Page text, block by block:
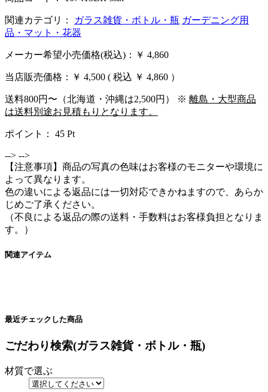
関連カテゴリ： ガラス雑貨・ボトル・瓶 ガーデニング用
品・マット・花器
メーカー希望小売価格(税込)：￥ 4,860
当店販売価格： ￥ 4,500 ( 税込 ￥ 4,860 ）
送料800円〜（北海道・沖縄は2,500円） ※ 離島・大型商品
は送料別途お見積もりとなります。
ポイント： 45 Pt
--> -->
【注意事項】商品の写真の色味はお客様のモニターや環境に
よって異なります。
色の違いによる返品には一切対応できかねますので、あらか
じめご了承ください。
（不良による返品の際の送料・手数料はお客様負担となりま
す。）
関連アイテム
最近チェックした商品
ごだわり検索(ガラス雑貨・ボトル・瓶)
材質で選ぶ